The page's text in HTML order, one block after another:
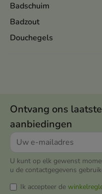
Badschuim
Badzout
Douchegels
Ontvang ons
aanbiedingen
U kunt op elk gewenst
u de contactgegevens
Ik accepteer de